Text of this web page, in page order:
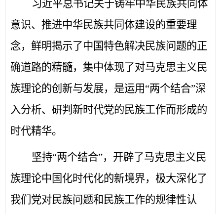
习近平总书记关于铸牢中华民族共同体
意识、推进中华民族共同体建设的重要理
念，鲜明揭示了中国特色解决民族问题的正
确道路的精髓，集中体现了对马克思主义民
族理论的创新与发展，是运用“两个结合”深
入分析、研判新时代党的民族工作而形成的
时代精华。
坚持“两个结合”，开辟了马克思主义民
族理论中国化时代化的新境界，极大深化了
我们党对民族问题和民族工作的规律性认